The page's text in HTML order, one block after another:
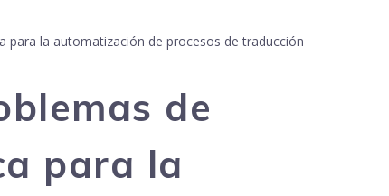
la automatización de procesos de traducción
de
para la